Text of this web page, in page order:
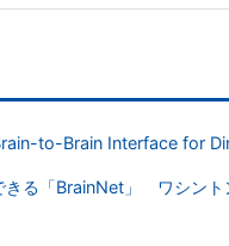
to-Brain Interface for
きる「BrainNet」 ワシント